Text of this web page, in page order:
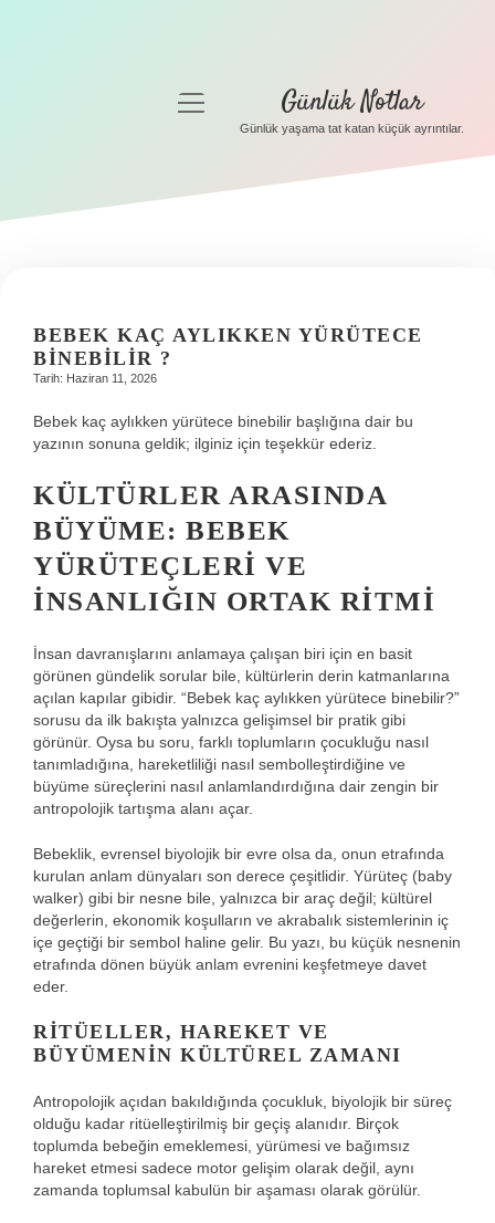
Gizlilik Politikası
menüyü
aç
Günlük Notlar
Günlük yaşama tat katan küçük ayrıntılar.
BEBEK KAÇ AYLIKKEN YÜRÜTECE
BINEBILIR ?
Tarih: Haziran 11, 2026
Bebek kaç aylıkken yürütece binebilir başlığına dair bu
yazının sonuna geldik; ilginiz için teşekkür ederiz.
KÜLTÜRLER ARASINDA
BÜYÜME: BEBEK
YÜRÜTEÇLERI VE
İNSANLIĞIN ORTAK RITMI
İnsan davranışlarını anlamaya çalışan biri için en basit
görünen gündelik sorular bile, kültürlerin derin katmanlarına
açılan kapılar gibidir. “Bebek kaç aylıkken yürütece binebilir?”
sorusu da ilk bakışta yalnızca gelişimsel bir pratik gibi
görünür. Oysa bu soru, farklı toplumların çocukluğu nasıl
tanımladığına, hareketliliği nasıl sembolleştirdiğine ve
büyüme süreçlerini nasıl anlamlandırdığına dair zengin bir
antropolojik tartışma alanı açar.
Bebeklik, evrensel biyolojik bir evre olsa da, onun etrafında
kurulan anlam dünyaları son derece çeşitlidir. Yürüteç (baby
walker) gibi bir nesne bile, yalnızca bir araç değil; kültürel
değerlerin, ekonomik koşulların ve akrabalık sistemlerinin iç
içe geçtiği bir sembol haline gelir. Bu yazı, bu küçük nesnenin
etrafında dönen büyük anlam evrenini keşfetmeye davet
eder.
RITÜELLER, HAREKET VE
BÜYÜMENIN KÜLTÜREL ZAMANI
Antropolojik açıdan bakıldığında çocukluk, biyolojik bir süreç
olduğu kadar ritüelleştirilmiş bir geçiş alanıdır. Birçok
toplumda bebeğin emeklemesi, yürümesi ve bağımsız
hareket etmesi sadece motor gelişim olarak değil, aynı
zamanda toplumsal kabulün bir aşaması olarak görülür.